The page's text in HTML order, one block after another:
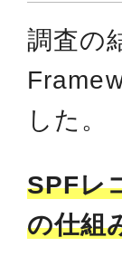
調査の
した。
SPFレ
の仕組